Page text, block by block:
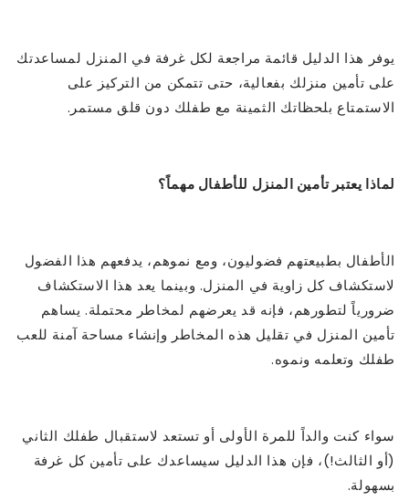
يوفر هذا الدليل قائمة مراجعة لكل غرفة في المنزل لمساعدتك
على تأمين منزلك بفعالية، حتى تتمكن من التركيز على
الاستمتاع بلحظاتك الثمينة مع طفلك دون قلق مستمر.
لماذا يعتبر تأمين المنزل للأطفال مهماً؟
الأطفال بطبيعتهم فضوليون، ومع نموهم، يدفعهم هذا الفضول
لاستكشاف كل زاوية في المنزل. وبينما يعد هذا الاستكشاف
ضرورياً لتطورهم، فإنه قد يعرضهم لمخاطر محتملة. يساهم
تأمين المنزل في تقليل هذه المخاطر وإنشاء مساحة آمنة للعب
طفلك وتعلمه ونموه.
سواء كنت والداً للمرة الأولى أو تستعد لاستقبال طفلك الثاني
(أو الثالث!)، فإن هذا الدليل سيساعدك على تأمين كل غرفة
بسهولة.